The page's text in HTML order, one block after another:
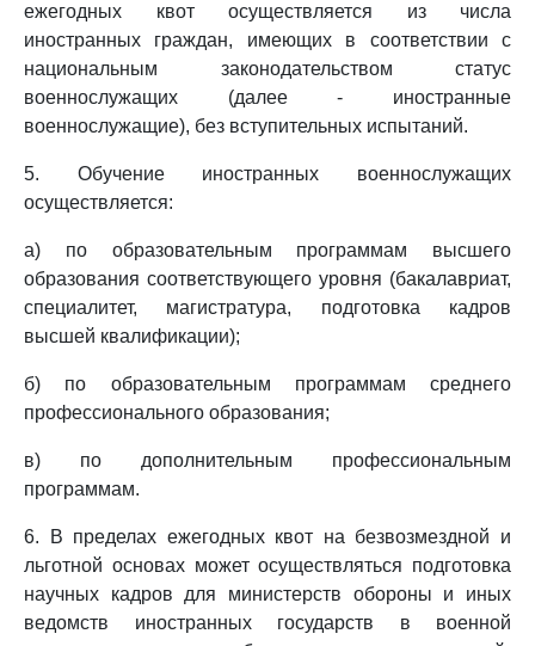
ежегодных квот осуществляется из числа
иностранных граждан, имеющих в соответствии с
национальным законодательством статус
военнослужащих (далее - иностранные
военнослужащие), без вступительных испытаний.
5. Обучение иностранных военнослужащих
осуществляется:
а) по образовательным программам высшего
образования соответствующего уровня (бакалавриат,
специалитет, магистратура, подготовка кадров
высшей квалификации);
б) по образовательным программам среднего
профессионального образования;
в) по дополнительным профессиональным
программам.
6. В пределах ежегодных квот на безвозмездной и
льготной основах может осуществляться подготовка
научных кадров для министерств обороны и иных
ведомств иностранных государств в военной